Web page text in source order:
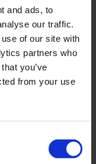
and ads, to
our traffic.
of our site with
partners who
you’ve
from your use